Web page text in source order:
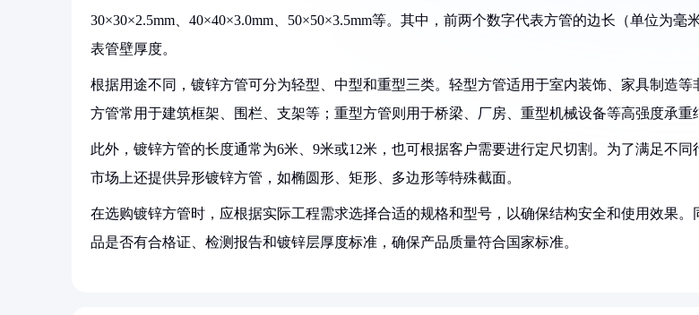
30×30×2.5mm、40×40×3.0mm、50×50×3.5mm等。其中，前两个数字代表方管的边长（单位为毫
表管壁厚度。
根据用途不同，镀锌方管可分为轻型、中型和重型三类。轻型方管适用于室内装饰、家具制造等
方管常用于建筑框架、围栏、支架等；重型方管则用于桥梁、厂房、重型机械设备等高强度承重
此外，镀锌方管的长度通常为6米、9米或12米，也可根据客户需要进行定尺切割。为了满足不同
市场上还提供异形镀锌方管，如椭圆形、矩形、多边形等特殊截面。
在选购镀锌方管时，应根据实际工程需求选择合适的规格和型号，以确保结构安全和使用效果。
品是否有合格证、检测报告和镀锌层厚度标准，确保产品质量符合国家标准。